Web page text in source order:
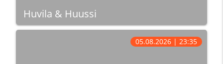
Huvila & Huussi
05.08.2026 | 23:35